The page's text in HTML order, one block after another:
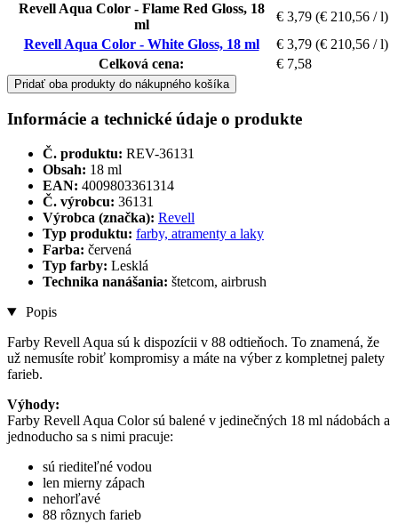
Revell Aqua Color - Flame Red Gloss, 18
ml
€ 3,79 (€ 210,56 / l)
Revell Aqua Color - White Gloss, 18 ml
€ 3,79 (€ 210,56 / l)
Celková cena:
€ 7,58
Pridať oba produkty do nákupného košíka
Informácie a technické údaje o produkte
Č. produktu: REV-36131
Obsah: 18 ml
EAN: 4009803361314
Č. výrobcu: 36131
Výrobca (značka): Revell
Typ produktu: farby, atramenty a laky
Farba: červená
Typ farby: Lesklá
Technika nanášania: štetcom, airbrush
Popis
Farby Revell Aqua sú k dispozícii v 88 odtieňoch. To znamená, že
už nemusíte robiť kompromisy a máte na výber z kompletnej palety
farieb.
Výhody:
Farby Revell Aqua Color sú balené v jedinečných 18 ml nádobách a
jednoducho sa s nimi pracuje:
sú riediteľné vodou
len mierny zápach
nehorľavé
88 rôznych farieb